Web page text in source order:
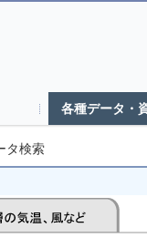
各種データ・
タ検索